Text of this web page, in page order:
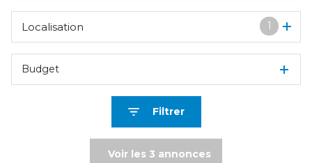
1
Localisation
Budget
Filtrer
Voir les 3 annonces